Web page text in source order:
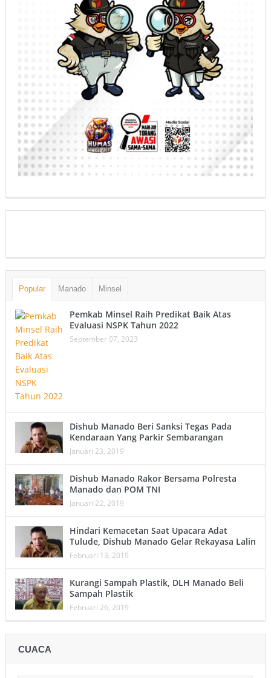
Popular Manado Minsel
Pemkab Minsel Raih Predikat Baik Atas
Evaluasi NSPK Tahun 2022
September 07, 2023
Dishub Manado Beri Sanksi Tegas Pada
Kendaraan Yang Parkir Sembarangan
Januari 23, 2019
Dishub Manado Rakor Bersama Polresta
Manado dan POM TNI
Januari 22, 2019
Hindari Kemacetan Saat Upacara Adat
Tulude, Dishub Manado Gelar Rekayasa Lalin
Februari 13, 2019
Kurangi Sampah Plastik, DLH Manado Beli
Sampah Plastik
Februari 26, 2019
CUACA